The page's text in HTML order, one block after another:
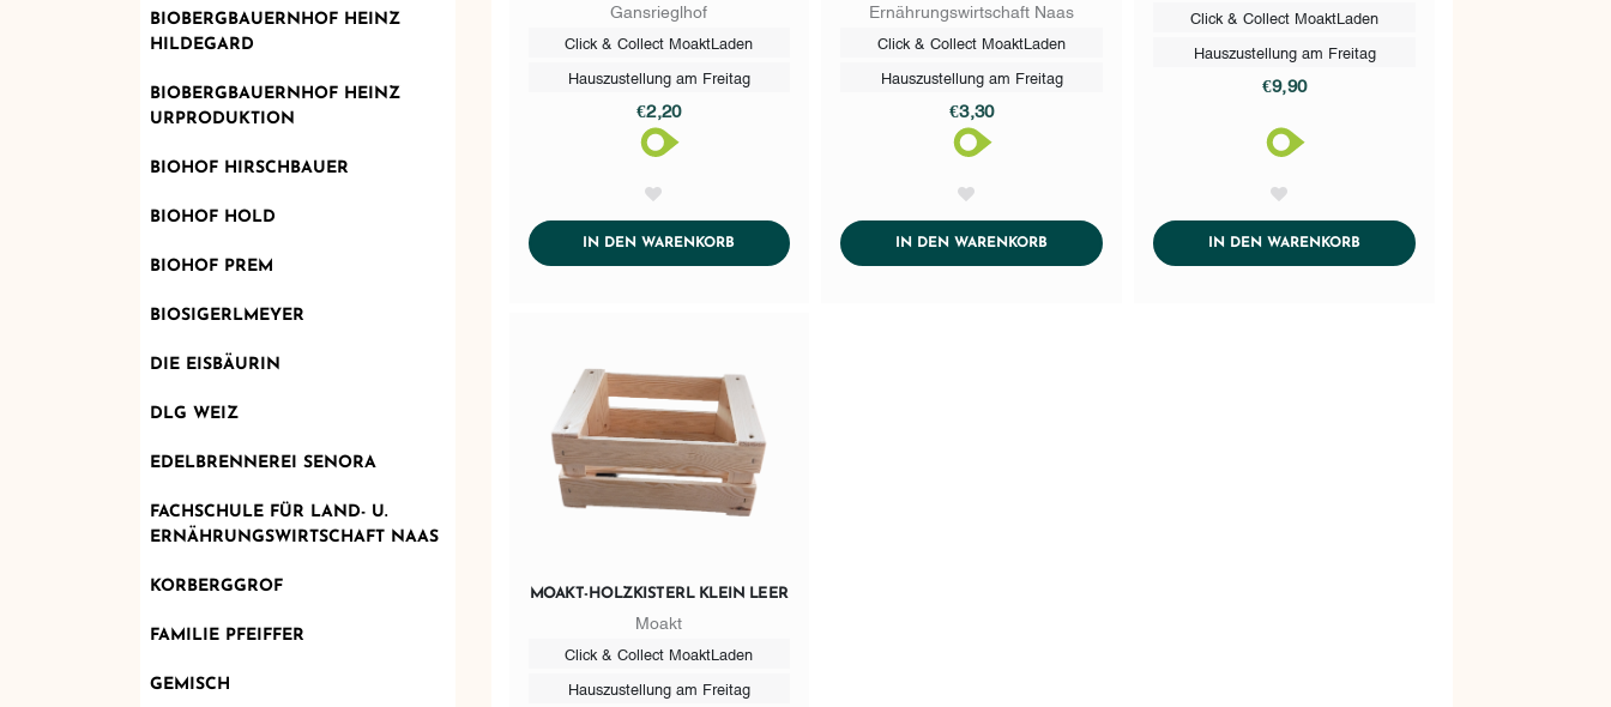
BIOBERGBAUERNHOF HEINZ
HILDEGARD
BIOBERGBAUERNHOF HEINZ
URPRODUKTION
BIOHOF HIRSCHBAUER
BIOHOF HOLD
BIOHOF PREM
BIOSIGERLMEYER
DIE EISBÄURIN
DLG WEIZ
EDELBRENNEREI SENORA
FACHSCHULE FÜR LAND- U.
ERNÄHRUNGSWIRTSCHAFT NAAS
KORBERGGROF
FAMILIE PFEIFFER
GEMISCH
Gansrieglhof
Click & Collect MoaktLaden
Hauszustellung am Freitag
€2,20
IN DEN WARENKORBADDTOCART
Ernährungswirtschaft Naas
Click & Collect MoaktLaden
Hauszustellung am Freitag
€3,30
IN DEN WARENKORBADDTOCART
Click & Collect MoaktLaden
Hauszustellung am Freitag
€9,90
IN DEN WARENKORBADDTOCART
MOAKT-HOLZKISTERL KLEIN LEER
Moakt
Click & Collect MoaktLaden
Hauszustellung am Freitag